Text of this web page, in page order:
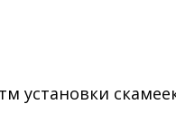
установки